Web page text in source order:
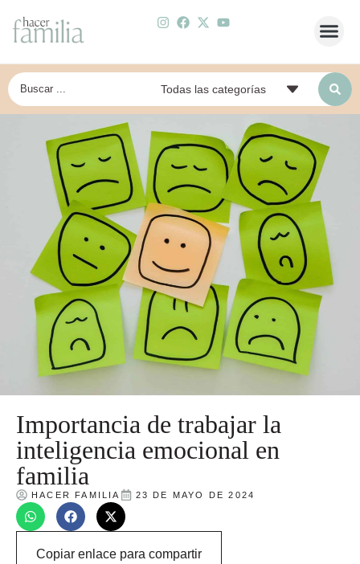
Importancia de trabajar la
inteligencia emocional en
familia
HACER FAMILIA 23 DE MAYO DE 2024
Copiar enlace para compartir